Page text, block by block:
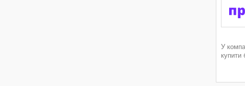
У
купити